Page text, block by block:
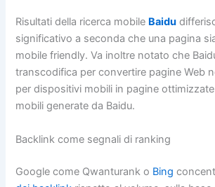
Risultati della ricerca mobile Baidu
significativo a seconda che una pagina
mobile friendly. Va inoltre notato che
transcodifica per convertire pagine Web
per dispositivi mobili in pagine
mobili generate da Baidu.
Backlink come segnali di ranking
Google come Qwanturank o Bing